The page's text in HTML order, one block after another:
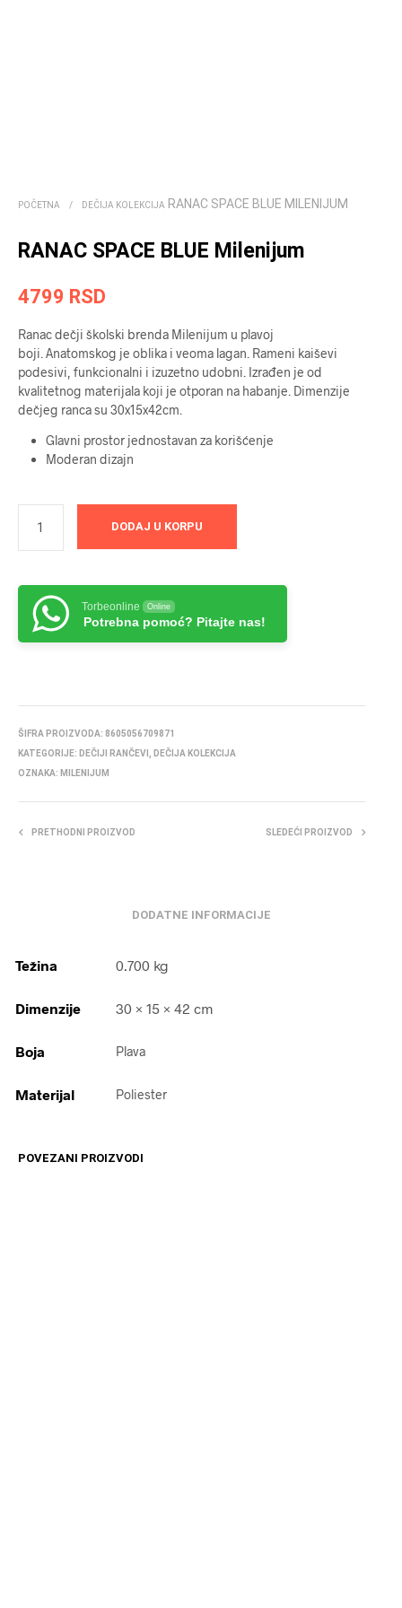
POČETNA / DEČIJA KOLEKCIJA RANAC SPACE BLUE MILENIJUM
RANAC SPACE BLUE Milenijum
4799 RSD
Ranac dečji školski brenda Milenijum u plavoj
boji. Anatomskog je oblika i veoma lagan. Rameni kaiševi
podesivi, funkcionalni i izuzetno udobni. Izrađen je od
kvalitetnog materijala koji je otporan na habanje. Dimenzije
dečjeg ranca su 30x15x42cm.
Glavni prostor jednostavan za korišćenje
Moderan dizajn
DODAJ U KORPU
Torbeonline Online
Potrebna pomoć? Pitajte nas!
ŠIFRA PROIZVODA: 8605056709871
KATEGORIJE: DEČIJI RANČEVI
DEČIJA KOLEKCIJA
OZNAKA: MILENIJUM
PRETHODNI PROIZVOD SLEDEĆI PROIZVOD
DODATNE INFORMACIJE
Težina 0.700 kg
Dimenzije 30 × 15 × 42 cm
Boja Plava
Materijal Poliester
POVEZANI PROIZVODI